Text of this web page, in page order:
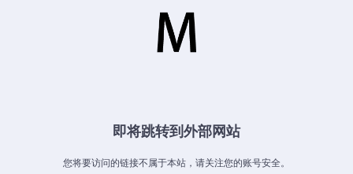
即将跳转到外部网站
您将要访问的链接不属于本站，请关注您的账号安全。